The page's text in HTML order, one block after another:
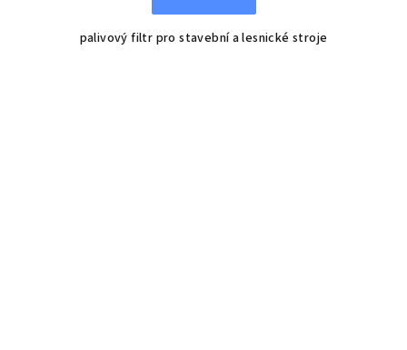
palivový filtr pro stavební a lesnické stroje